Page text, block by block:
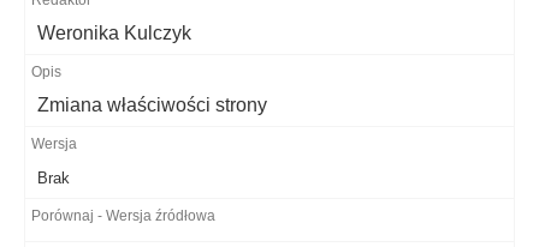
Weronika Kulczyk
Zmiana właściwości strony
Brak